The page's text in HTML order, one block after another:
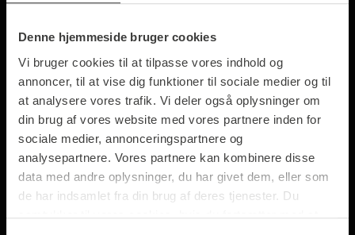
Denne hjemmeside bruger cookies
Vi bruger cookies til at tilpasse vores indhold og
annoncer, til at vise dig funktioner til sociale medier og til
at analysere vores trafik. Vi deler også oplysninger om
din brug af vores website med vores partnere inden for
sociale medier, annonceringspartnere og
analysepartnere. Vores partnere kan kombinere disse
data med andre oplysninger, du har givet dem, eller som
de har indsamlet fra din brug af deres tjenester. Du
samtykker til vores cookies, hvis du fortsætter med at
Vandflaske
500 ml
Vandflaske
750 ml